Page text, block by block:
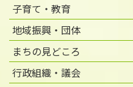
子育て・教育
地域振興・団体
まちの見どころ
行政組織・議会